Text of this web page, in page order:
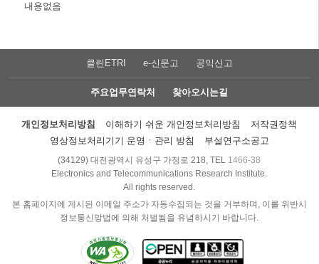
내용없음
클린ETRI e-신문고 공익신고
주요업무연락처 찾아오시는길
개인정보처리방침 이해하기 쉬운 개인정보처리방침
저작권정책
영상정보처리기기 운영ㆍ관리 방침
부설연구소공고
(34129) 대전광역시 유성구 가정로 218, TEL 1466-38
Electronics and Telecommunications Research Institute.
All rights reserved.
본 홈페이지에 게시된 이메일 주소가 자동수집되는 것을 거부하며, 이를 위반시
정보통신망법에 의해 처벌됨을 유념하시기 바랍니다.